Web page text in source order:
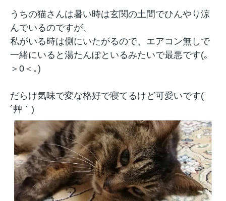
うちの猫さんは暑い時は玄関の土間でひんやり涼
んでいるのですが、
私がいる時は側にいたがるので、エアコン無しで
一緒にいると湯たんぽといるみたいで最悪です(｡
＞0＜｡)
だらけ気味で変な格好で寝てるけど可愛いです(
´艸｀)